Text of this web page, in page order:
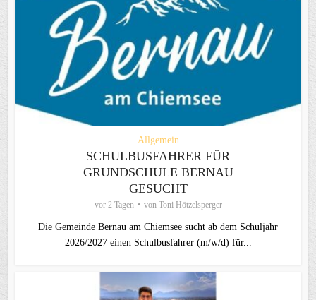
Allgemein
SCHULBUSFAHRER FÜR
GRUNDSCHULE BERNAU
GESUCHT
vor 2 Tagen von Toni Hötzelsperger
Die Gemeinde Bernau am Chiemsee sucht ab dem Schuljahr
2026/2027 einen Schulbusfahrer (m/w/d) für...